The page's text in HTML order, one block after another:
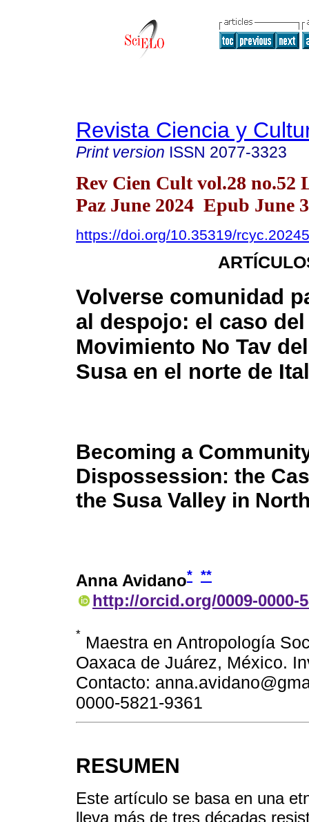
Revista Ciencia y
Print version ISSN 2077-3323
Rev Cien Cult vol.28 no.52
Paz June 2024 Epub June
https://doi.org/10.35319/
Volverse comunidad
al despojo: el caso del
Movimiento No Tav
Susa en el norte de
Becoming a
Dispossession: the
the Susa Valley in
Anna Avidano* **
http://orcid.org/0009-0000-
* Maestra en Antropología
Oaxaca de Juárez, México.
Contacto:
0000-5821-9361
RESUMEN
Este artículo se basa en una
lleva más de tres décadas